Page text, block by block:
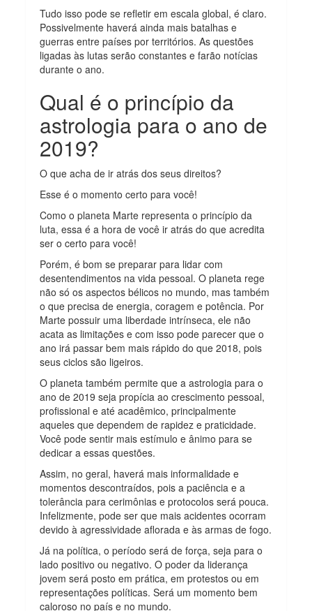
Tudo isso pode se refletir em escala global, é claro.
Possivelmente haverá ainda mais batalhas e
guerras entre países por territórios. As questões
ligadas às lutas serão constantes e farão notícias
durante o ano.
Qual é o princípio da
astrologia para o ano de
2019?
O que acha de ir atrás dos seus direitos?
Esse é o momento certo para você!
Como o planeta Marte representa o princípio da
luta, essa é a hora de você ir atrás do que acredita
ser o certo para você!
Porém, é bom se preparar para lidar com
desentendimentos na vida pessoal. O planeta rege
não só os aspectos bélicos no mundo, mas também
o que precisa de energia, coragem e potência. Por
Marte possuir uma liberdade intrínseca, ele não
acata as limitações e com isso pode parecer que o
ano irá passar bem mais rápido do que 2018, pois
seus ciclos são ligeiros.
O planeta também permite que a astrologia para o
ano de 2019 seja propícia ao crescimento pessoal,
profissional e até acadêmico, principalmente
aqueles que dependem de rapidez e praticidade.
Você pode sentir mais estímulo e ânimo para se
dedicar a essas questões.
Assim, no geral, haverá mais informalidade e
momentos descontraídos, pois a paciência e a
tolerância para cerimônias e protocolos será pouca.
Infelizmente, pode ser que mais acidentes ocorram
devido à agressividade aflorada e às armas de fogo.
Já na política, o período será de força, seja para o
lado positivo ou negativo. O poder da liderança
jovem será posto em prática, em protestos ou em
representações políticas. Será um momento bem
caloroso no país e no mundo.